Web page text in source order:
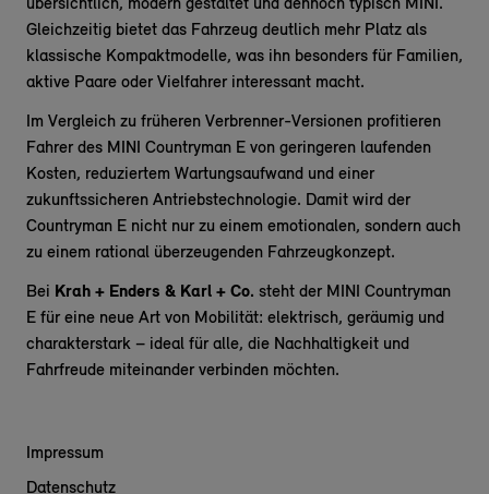
übersichtlich, modern gestaltet und dennoch typisch MINI.
Gleichzeitig bietet das Fahrzeug deutlich mehr Platz als
klassische Kompaktmodelle, was ihn besonders für Familien,
aktive Paare oder Vielfahrer interessant macht.
Im Vergleich zu früheren Verbrenner-Versionen profitieren
Fahrer des MINI Countryman E von geringeren laufenden
Kosten, reduziertem Wartungsaufwand und einer
zukunftssicheren Antriebstechnologie. Damit wird der
Countryman E nicht nur zu einem emotionalen, sondern auch
zu einem rational überzeugenden Fahrzeugkonzept.
Bei Krah + Enders & Karl + Co. steht der MINI Countryman
E für eine neue Art von Mobilität: elektrisch, geräumig und
charakterstark – ideal für alle, die Nachhaltigkeit und
Fahrfreude miteinander verbinden möchten.
Impressum
Datenschutz